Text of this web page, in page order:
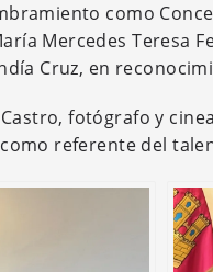
como
Mercedes Teresa
Cruz, en
fotógrafo y
referente del